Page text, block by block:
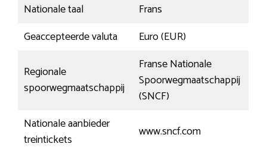
Nationale taal
Frans
Geaccepteerde valuta
Euro (EUR)
Regionale
spoorwegmaatschappij
Franse Nationale
Spoorwegmaatschappij
(SNCF)
Nationale aanbieder
treintickets
www.sncf.com